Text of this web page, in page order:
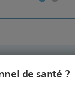
de santé ?